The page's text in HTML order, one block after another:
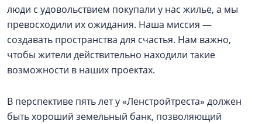
люди с удовольствием покупали у нас жилье, а мы
превосходили их ожидания. Наша миссия —
создавать пространства для счастья. Нам важно,
чтобы жители действительно находили такие
возможности в наших проектах.
В перспективе пять лет у «Ленстройтреста» должен
быть хороший земельный банк, позволяющий